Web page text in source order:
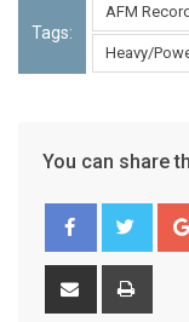
Tags:
AFM
Heavy/
You can share